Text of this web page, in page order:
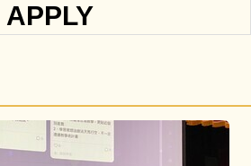
APPLY